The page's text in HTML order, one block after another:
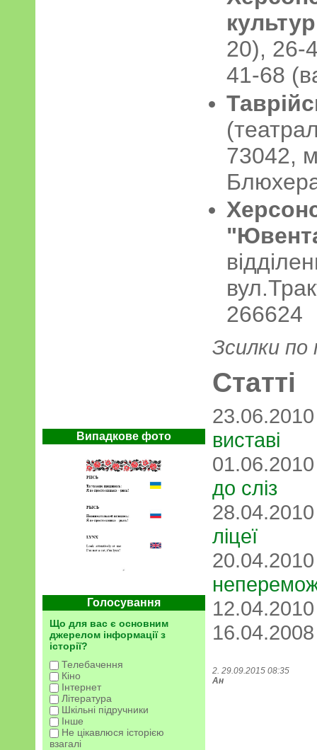
Випадкове фото
Голосування
Що для вас є основним
джерелом інформації з
історії?
Телебачення
Кіно
Інтернет
Література
Шкільні підручники
Інше
Не цікавлюся історією
взагалі
20), 26-
41-68
(
73042,
266624
Зсилки
Статті
виставі
до сліз
ліцеї
2. 29.09.2015 08:35
Ан